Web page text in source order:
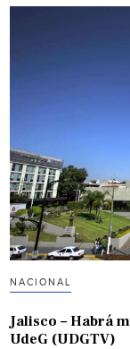
NACIONAL
Jalisco – Habrá
UdeG (UDGTV)